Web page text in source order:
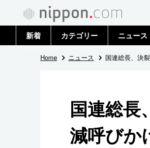
新着 カテゴリー
政治・外交
国際
社会
ニュース
トップ
Home ニュース 国連総長、決
国連総
減呼びか